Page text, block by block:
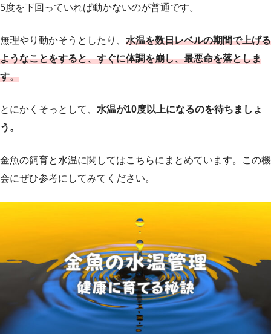
5度を下回っていれば動かないのが普通です。
無理やり動かそうとしたり、 水温を数日レベルの期間で上げる
ようなことをすると、すぐに体調を崩し、最悪命を落としま
す。
とにかくそっとして、 水温が10度以上になるのを待ちましょ
う。
金魚の飼育と水温に関してはこちらにまとめています。この機
会にぜひ参考にしてみてください。